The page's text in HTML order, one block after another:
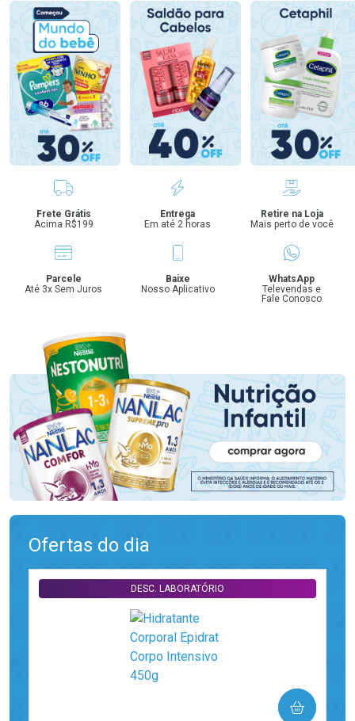
Benefícios
Frete Grátis
Acima R$199
Entrega
Em até 2 horas
Retire na Loja
Mais perto de você
Parcele
Até 3x Sem Juros
Baixe
Nosso Aplicativo
WhatsApp
Televendas e
Fale Conosco
Ofertas do dia
DESC. LABORATÓRIO
COMPRAR